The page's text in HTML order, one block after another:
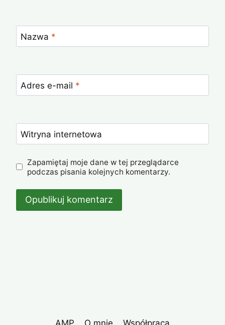
Nazwa *
Adres e-mail *
Witryna internetowa
Zapamiętaj moje dane w tej przeglądarce
podczas pisania kolejnych komentarzy.